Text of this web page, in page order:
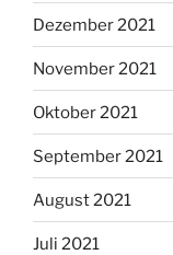
Dezember 2021
November 2021
Oktober 2021
September 2021
August 2021
Juli 2021